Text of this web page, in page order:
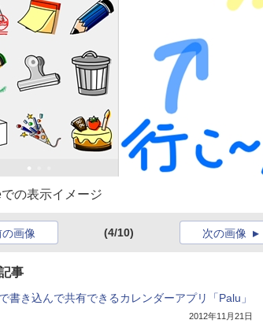
の表示イメージ
の画像 (4/10) 次の画像
事
書き込んで共有できるカレンダーアプリ「Palu」
2012年11月21日